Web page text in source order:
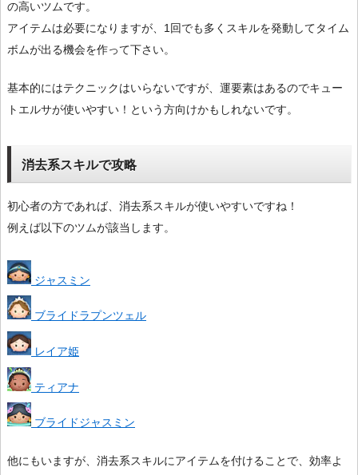
の高いツムです。
アイテムは必要になりますが、1回でも多くスキルを発動してタイム
ボムが出る機会を作って下さい。
基本的にはテクニックはいらないですが、運要素はあるのでキュー
トエルサが使いやすい！という方向けかもしれないです。
消去系スキルで攻略
初心者の方であれば、消去系スキルが使いやすいですね！
例えば以下のツムが該当します。
ジャスミン
ブライドラプンツェル
レイア姫
ティアナ
ブライドジャスミン
他にもいますが、消去系スキルにアイテムを付けることで、効率よ